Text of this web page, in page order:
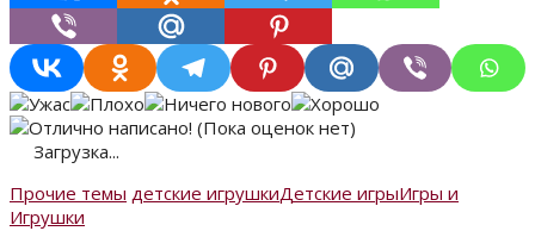
(Пока оценок нет)
Загрузка...
Прочие темы детские игрушкиДетские игрыИгры и
Игрушки